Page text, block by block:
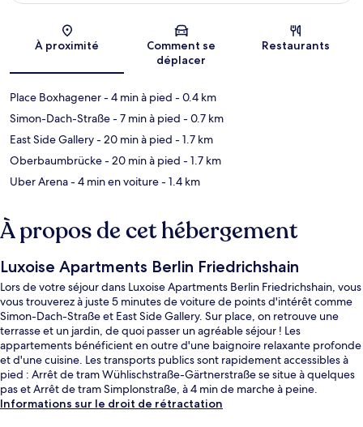
Carte
À proximité
Comment se
déplacer
Restaurants
Place Boxhagener- 4 min à pied - 0.4 km
Simon-Dach-Straße- 7 min à pied - 0.7 km
East Side Gallery- 20 min à pied - 1.7 km
Oberbaumbrücke- 20 min à pied - 1.7 km
Uber Arena- 4 min en voiture- 1.4 km
À propos de cet hébergement
Luxoise Apartments Berlin Friedrichshain
Lors de votre séjour dans Luxoise Apartments Berlin Friedrichshain, vous
vous trouverez à juste 5 minutes de voiture de points d'intérêt comme
Simon-Dach-Straße et East Side Gallery. Sur place, on retrouve une
terrasse et un jardin, de quoi passer un agréable séjour ! Les
appartements bénéficient en outre d'une baignoire relaxante profonde
et d'une cuisine. Les transports publics sont rapidement accessibles à
pied : Arrêt de tram Wühlischstraße-Gärtnerstraße se situe à quelques
pas et Arrêt de tram Simplonstraße, à 4 min de marche à peine.
Informations sur le droit de rétractation